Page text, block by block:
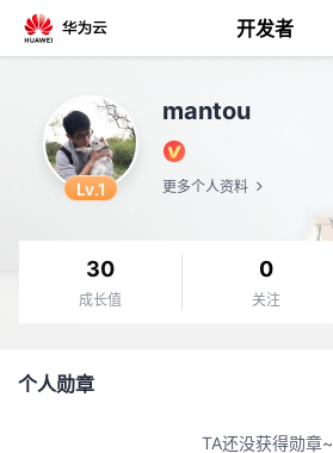
开发者
Lv.1
mantou
更多个人资料
30
成长值
0
关注
个人勋章
TA还没获得勋章~